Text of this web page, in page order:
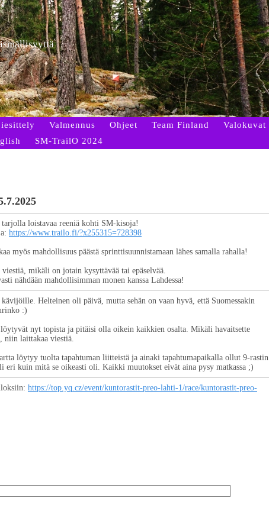
Valmennus Ohjeet Team Finland
Valokuvat
SM-TrailO 2024
tarjolla loistavaa reeniä kohti SM-kisoja!
https://www.trailo.fi/?x255315=728398
myös mahdollisuus päästä sprinttisuunnistamaan lähes samalla rahalla!
viestiä, mikäli on jotain kysyttävää tai epäselvää.
nähdään mahdollisimman monen kanssa Lahdessa!
Helteinen oli päivä, mutta sehän on vaan hyvä, että Suomessakin
:)
nyt topista ja pitäisi olla oikein kaikkien osalta. Mikäli havaitsette
niin laittakaa viestiä.
löytyy tuolta tapahtuman liitteistä ja ainaki tapahtumapaikalla ollut 9-rastin
eri kuin mitä se oikeasti oli. Kaikki muutokset eivät aina pysy matkassa ;)
https://top.yq.cz/event/kuntorastit-preo-lahti-1/race/kuntorastit-preo-